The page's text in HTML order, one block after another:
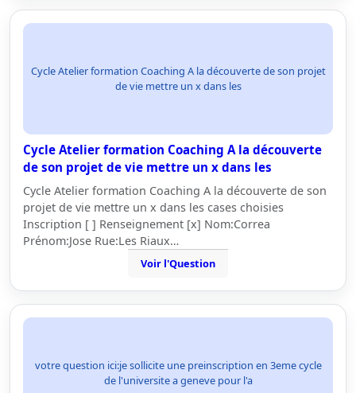
Cycle Atelier formation Coaching A la découverte de son projet
de vie mettre un x dans les
Cycle Atelier formation Coaching A la découverte
de son projet de vie mettre un x dans les
Cycle Atelier formation Coaching A la découverte de son
projet de vie mettre un x dans les cases choisies
Inscription [ ] Renseignement [x] Nom:Correa
Prénom:Jose Rue:Les Riaux…
Voir l'Question
votre question ici:je sollicite une preinscription en 3eme cycle
de l'universite a geneve pour l'a